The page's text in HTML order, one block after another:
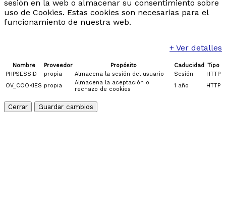
sesión en la web o almacenar su consentimiento sobre
uso de Cookies. Estas cookies son necesarias para el
funcionamiento de nuestra web.
+ Ver detalles
Nombre Proveedor Propósito Caducidad
Tipo
PHPSESSID
propia Almacena la sesión del usuario Sesión
HTTP
OV_COOKIES propia
Almacena la aceptación o
rechazo de cookies
1 año HTTP
Cerrar Guardar cambios